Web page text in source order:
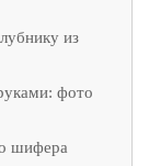
из
фото
шифера